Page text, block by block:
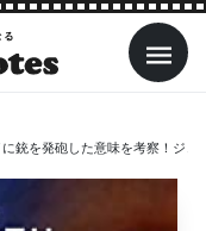
銃を発砲した意味を考察！ジ